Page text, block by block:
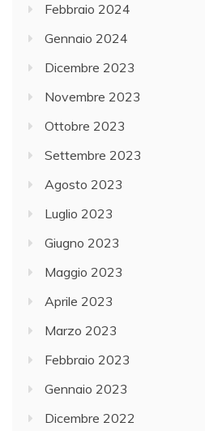
Febbraio 2024
Gennaio 2024
Dicembre 2023
Novembre 2023
Ottobre 2023
Settembre 2023
Agosto 2023
Luglio 2023
Giugno 2023
Maggio 2023
Aprile 2023
Marzo 2023
Febbraio 2023
Gennaio 2023
Dicembre 2022